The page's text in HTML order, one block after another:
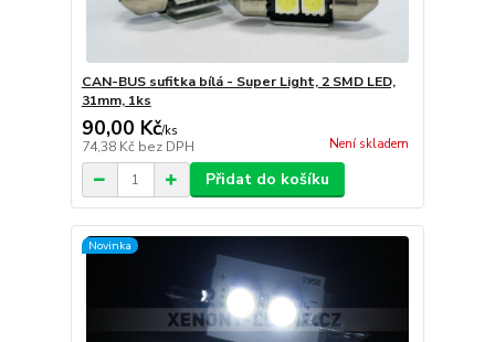
CAN-BUS sufitka bílá - Super Light, 2 SMD LED,
31mm, 1ks
90,00 Kč/ks
74,38 Kč bez DPH Není skladem
Přidat do košíku
Novinka